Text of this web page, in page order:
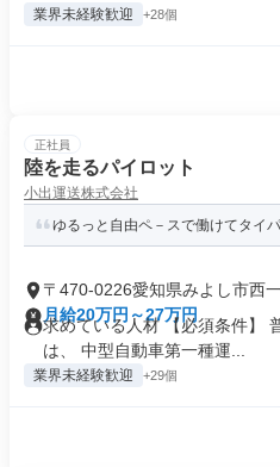
業界未経験歓迎 +28個
正社員
陸を走るパイロット
小出運送株式会社
ゆるっと自由ペ－スで働けてタイ
〒470-0226愛知県みよし市西
月給20万円～27万円
求めている人材 【必須条件】
は、 中型自動車第一種運...
業界未経験歓迎 +29個